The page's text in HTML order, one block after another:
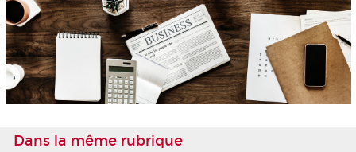
Dans la même rubrique